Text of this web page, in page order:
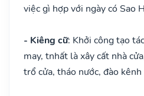
việc gì hợp với ngày có Sao
- Kiêng cữ: Khởi công tạo
may, tnhất là xây cất nhà
trổ cửa, tháo nước, đào kênh